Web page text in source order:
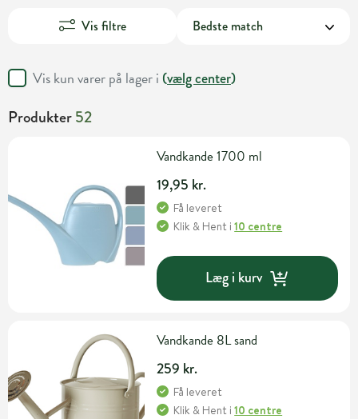
Vis filtre
Vis kun varer på lager i (vælg center)
Produkter52
Vandkande 1700 ml
19,95 kr.
Få leveret
Klik & Hent i10 centre
Læg i kurv
Vandkande 8L sand
259 kr.
Få leveret
Klik & Hent i10 centre